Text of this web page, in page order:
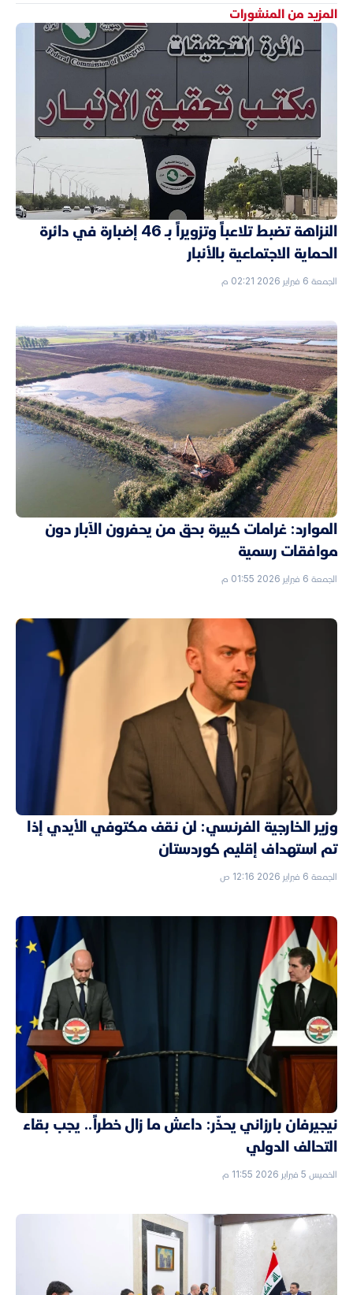
المزيد من المنشورات
النزاهة تضبط تلاعباً وتزويراً بـ 46 إضبارة في دائرة
الحماية الاجتماعية بالأنبار
الجمعة 6 فبراير 2026 02:21 م
الموارد: غرامات كبيرة بحق من يحفرون الآبار دون
موافقات رسمية
الجمعة 6 فبراير 2026 01:55 م
وزير الخارجية الفرنسي: لن نقف مكتوفي الأيدي إذا
تم استهداف إقليم كوردستان
الجمعة 6 فبراير 2026 12:16 ص
نيجيرفان بارزاني يحذّر: داعش ما زال خطراً.. يجب بقاء
التحالف الدولي
الخميس 5 فبراير 2026 11:55 م